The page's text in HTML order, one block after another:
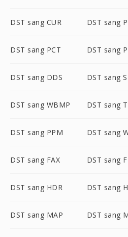
DST sang CUR DST sang
DST sang PCT DST sang
DST sang DDS DST sang
DST sang WBMP DST sang
DST sang PPM DST sang
DST sang FAX DST sang
DST sang HDR DST sang
DST sang MAP DST sang